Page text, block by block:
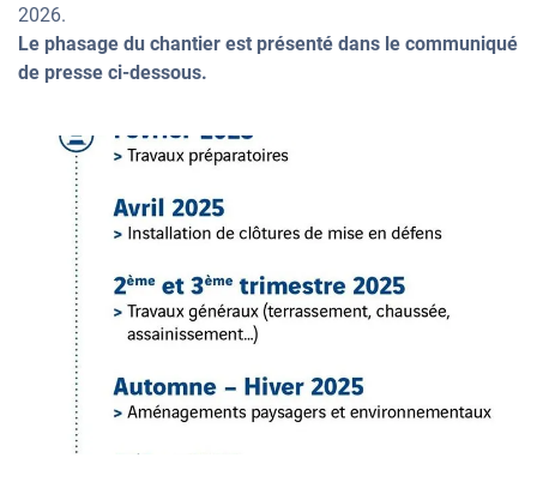
2026.
Le phasage du chantier est présenté dans le communiqué
de presse ci-dessous.